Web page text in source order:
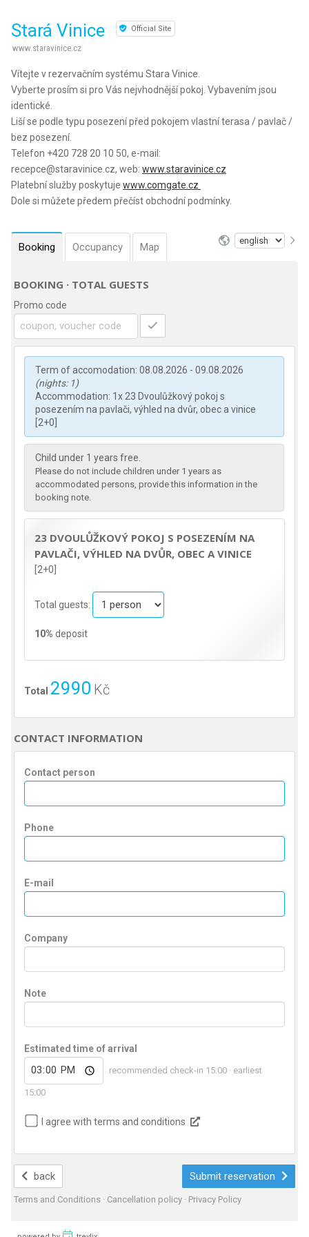
Stará Vinice Official Site
www.staravinice.cz
Vítejte v rezervačním systému Stara Vinice.
Vyberte prosím si pro Vás nejvhodnější pokoj. Vybavením jsou
identické.
Liší se podle typu posezení před pokojem vlastní terasa / pavlač /
bez posezení.
Telefon +420 728 20 10 50, e-mail:
recepce@staravinice.cz, web: www.staravinice.cz
Platební služby poskytuje www.comgate.cz
Dole si můžete předem přečíst obchodní podmínky.
Booking Occupancy Map
BOOKING · TOTAL GUESTS
Promo code
Term of accomodation: 08.08.2026 - 09.08.2026
(nights: 1)
Accommodation: 1x 23 Dvoulůžkový pokoj s
posezením na pavlači, výhled na dvůr, obec a vinice
[2+0]
Child under 1 years free.
Please do not include children under 1 years as
accommodated persons, provide this information in the
booking note.
23 DVOULŮŽKOVÝ POKOJ S POSEZENÍM NA
PAVLAČI, VÝHLED NA DVŮR, OBEC A VINICE
[2+0]
Total guests:
10% deposit
Total 2990 Kč
CONTACT INFORMATION
Contact person
Phone
E-mail
Company
Note
Estimated time of arrival
recommended check-in 15:00 · earliest
15:00
I agree with terms and conditions
Submit reservation
back
Terms and Conditions · Cancellation policy · Privacy Policy